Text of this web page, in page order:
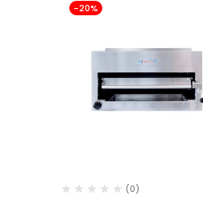
-20%
(0)